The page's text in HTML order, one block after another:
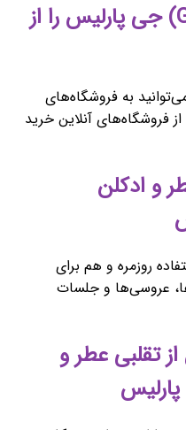
عطر و ادکلن (Geparlys) جی پارلیس را از
به فروشگاه‌های
فروشگاه‌های آنلاین خرید
و ادکلن
روزمره و هم برای
عروسی‌ها و جلسات
تقلبی عطر و